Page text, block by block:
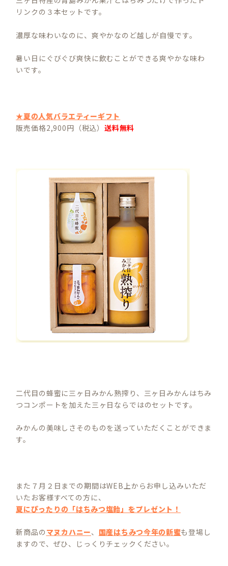
リンクの３本セットです。
濃厚な味わいなのに、爽やかなのど越しが自慢です。
暑い日にぐびぐび爽快に飲むことができる爽やかな味わ
いです。
★夏の人気バラエティーギフト
販売価格2,900円（税込）送料無料
二代目の蜂蜜に三ヶ日みかん熟搾り、三ヶ日みかんはちみ
つコンポートを加えた三ヶ日ならではのセットです。
みかんの美味しさそのものを送っていただくことができま
す。
また７月２日までの期間はWEB上からお申し込みいただ
いたお客様すべての方に、
夏にぴったりの「はちみつ塩飴」をプレゼント！
新商品の マヌカハニー、 国産はちみつ今年の新蜜も登場し
ますので、ぜひ、じっくりチェックください。